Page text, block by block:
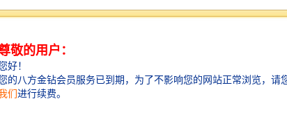
在升降机中安装监控设备，以确保升降机的安全运行和乘客的安
数量：根据升降机的类型和规模，确定需要安装的监控设备的
降机的结构和布局，在合适的位置安装摄像头，以覆盖升降机的